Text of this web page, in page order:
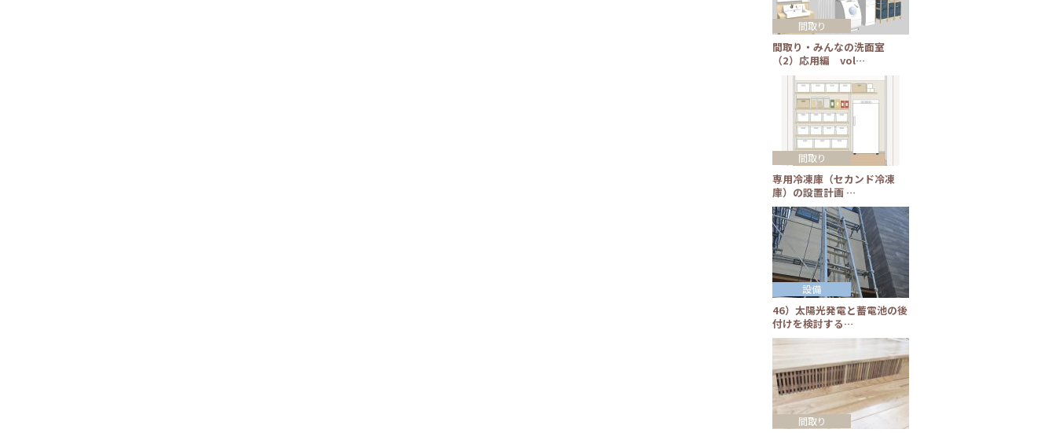
間取り・みんなの洗面室
（2）応用編 vol…
間取り
専用冷凍庫（セカンド冷凍
庫）の設置計画 …
間取り
46）太陽光発電と蓄電池の後
付けを検討する…
設備
間取り